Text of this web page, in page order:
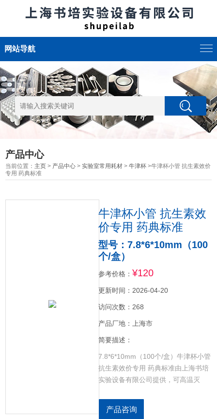
网站导航
产品中心
当前位置： 主页 > 产品中心 >实验室常用耗材 >牛津杯 >牛津杯小管 抗生素效价
专用 药典标准
牛津杯小管 抗生素效
价专用 药典标准
型号：7.8*6*10mm（100
个/盒）
参考价格： ¥120
更新时间：2026-04-20
访问次数：268
产品厂地：上海市
简要描述：
7.8*6*10mm（100个/盒）牛津杯小管
抗生素效价专用 药典标准由上海书培
实验设备有限公司提供，可高温灭
度。牛津杯为不锈钢小管，内外壁及
产品咨询